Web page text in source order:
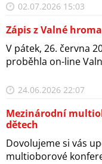
02.07.2026 15:03
Zápis z Valné
V pátek, 26. června
proběhla on-line
24.06.2026 22:07
Mezinárodní
dětech
Dovolujeme si vás
multioborové